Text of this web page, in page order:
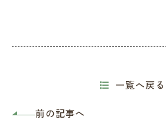
前の記事へ
一覧へ戻る